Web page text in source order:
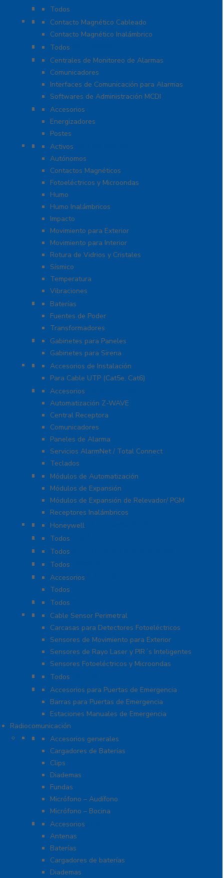
Cables
Todos
Contactos Magnéticos
Contacto Magnético Cableado
Contacto Magnético Inalámbrico
Control de Acceso
Todos
Centrales de Monitoreo
Centrales de Monitoreo de Alarmas
Comunicadores
Interfaces de Comunicación para Alarmas
Softwares de Administración MCDI
Cercas
Accesorios
Energizadores
Postes
Detectores / Sensores
Activos
Autónomos
Contactos Magnéticos
Fotoeléctricos y Microondas
Humo
Humo Inalámbricos
Impacto
Movimiento para Exterior
Movimiento para Interior
Rotura de Vidrios y Cristales
Sísmico
Temperatura
Vibraciones
Energía
Baterías
Fuentes de Poder
Transformadores
Gabinetes y Carcasas
Gabinetes para Paneles
Gabinetes para Sirena
Herramientas
Accesorios de Instalación
Para Cable UTP (Cat5e, Cat6)
Honeywell Total Connect
Accesorios
Automatización Z-WAVE
Central Receptora
Comunicadores
Paneles de Alarma
Servicios AlarmNet / Total Connect
Teclados
Módulos de Expansión
Módulos de Automatización
Módulos de Expansión
Módulos de Expansión de Relevador/ PGM
Receptores Inalámbricos
Megafonía y Audioevacuación
Honeywell
Paneles de Alarma
Todos
Protección Contra Sobretensiones
Todos
Videoverificación
Todos
Generadores de Niebla
Accesorios
Todos
Teclados
Todos
Protección Perimetral
Cable Sensor Perimetral
Carcasas para Detectores Fotoeléctricos
Sensores de Movimiento para Exterior
Sensores de Rayo Laser y PIR´s Inteligentes
Sensores Fotoeléctricos y Microondas
Señalamientos
Todos
Sistemas de Emergencia
Accesorios para Puertas de Emergencia
Barras para Puertas de Emergencia
Estaciones Manuales de Emergencia
Radiocomunicación
Accesorios para Hytera (HYT)
Accesorios generales
Cargadores de Baterías
Clips
Diademas
Fundas
Micrófono – Audífono
Micrófono – Bocina
Accesorios para ICOM
Accesorios
Antenas
Baterías
Cargadores de baterías
Diademas